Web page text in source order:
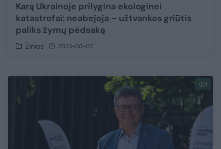
Karą Ukrainoje prilygina ekologinei
katastrofai: neabejoja – užtvankos griūtis
paliks žymų pėdsaką
Žinios 2023-06-07
1